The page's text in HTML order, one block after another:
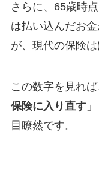
さらに、65歳時
は払い込んだお
が、現代の保険は
この数字を見れば
保険に入り直す
目瞭然です。